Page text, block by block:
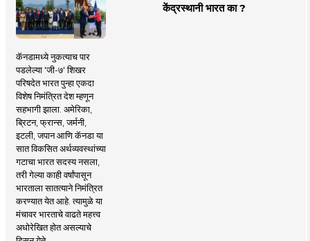
केंद्रस्थानी भारत का ?
कॅनडामध्ये नुकत्याच पार
पडलेल्या 'जी-७' शिखर
परिषदेत भारत पुन्हा एकदा
विशेष निमंत्रित देश म्हणून
सहभागी झाला. अमेरिका,
ब्रिटन, फ्रान्स, जर्मनी,
इटली, जपान आणि कॅनडा या
सात विकसित अर्थव्यवस्थांच्या
गटाचा भारत सदस्य नसला,
तरी गेल्या काही वर्षांपासून
भारताला सातत्याने निमंत्रित
करण्यात येत आहे. त्यामुळे या
मंचावर भारताचे वाढते महत्त्व
अधोरेखित होत असल्याचे